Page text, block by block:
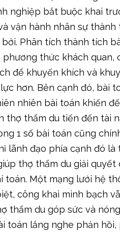
phương thức khách quan,
để khuyến khích và
hơn. Bên cạnh đó, bài
nhiên bài toán khiến
thợ thẩm du tiến đến tài
1 số bài toán cũng
lãnh đạo phía cạnh đó là
thợ thẩm du giải
toán. Một mạng lưới hệ
công khai minh bạch
thẩm du góp sức và
toán lắng nghe phản hồi,
du cũng chính là 1 yếu tố
thư dãn quản lý và vận